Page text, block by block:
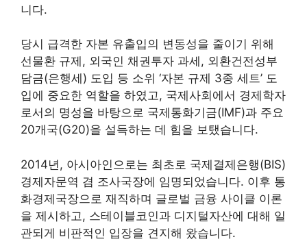
니다.
당시 급격한 자본 유출입의 변동성을 줄이기 위해
선물환 규제, 외국인 채권투자 과세, 외환건전성부
담금(은행세) 도입 등 소위 ‘자본 규제 3종 세트’ 도
입에 중요한 역할을 하였고, 국제사회에서 경제학자
로서의 명성을 바탕으로 국제통화기금(IMF)과 주요
20개국(G20)을 설득하는 데 힘을 보탰습니다.
2014년, 아시아인으로는 최초로 국제결제은행(BIS)
경제자문역 겸 조사국장에 임명되었습니다. 이후 통
화경제국장으로 재직하며 글로벌 금융 사이클 이론
을 제시하고, 스테이블코인과 디지털자산에 대해 일
관되게 비판적인 입장을 견지해 왔습니다.